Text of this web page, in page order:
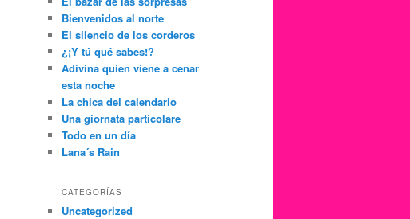
Bienvenidos al norte
El silencio de los corderos
¿¡Y tú qué sabes!?
Adivina quien viene a cenar
esta noche
La chica del calendario
Una giornata particolare
Todo en un día
Lana´s Rain
CATEGORÍAS
Uncategorized